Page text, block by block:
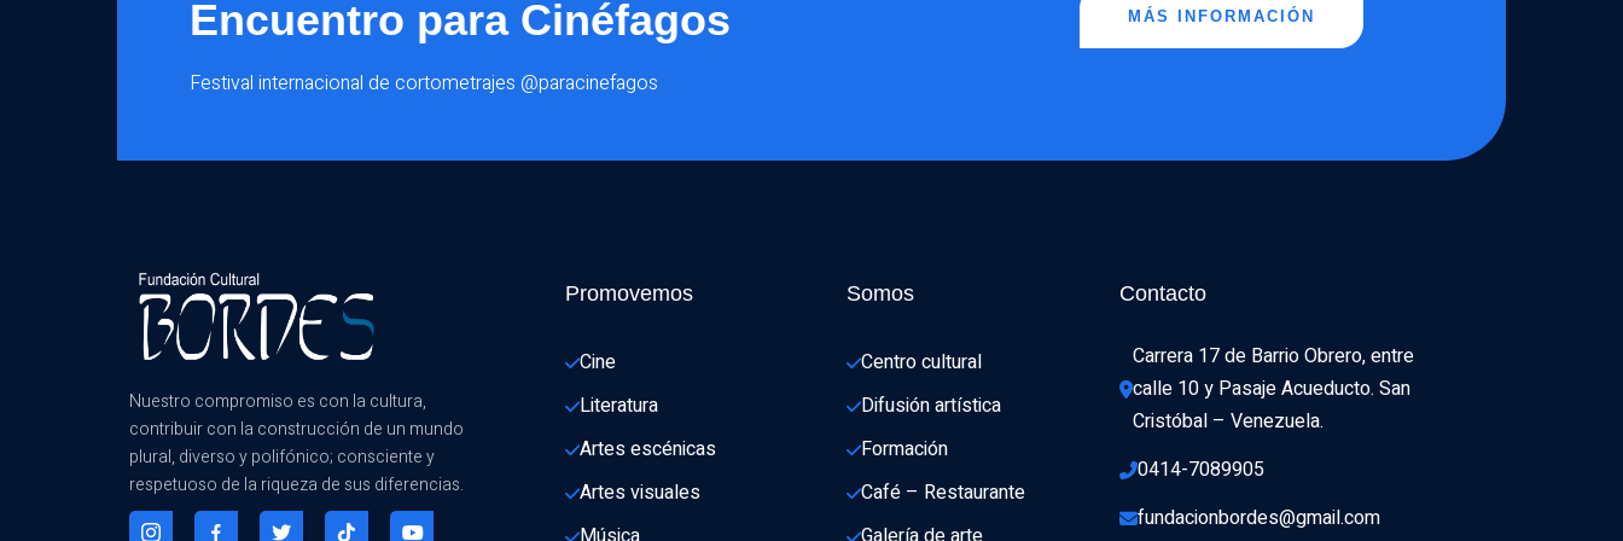
Encuentro para Cinéfagos
Festival internacional de cortometrajes @paracinefagos
MÁS INFORMACIÓN
Nuestro compromiso es con la cultura,
contribuir con la construcción de un mundo
plural, diverso y polifónico; consciente y
respetuoso de la riqueza de sus diferencias.
Promovemos
Cine
Literatura
Artes escénicas
Artes visuales
Somos
Centro cultural
Difusión artística
Formación
Café – Restaurante
Contacto
Carrera 17 de Barrio Obrero, entre
calle 10 y Pasaje Acueducto. San
Cristóbal – Venezuela.
0414-7089905
fundacionbordes@gmail.com